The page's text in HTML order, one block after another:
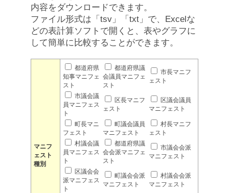
内容をダウンロードできます。
ファイル形式は「tsv」「txt」で、Excelな
どの表計算ソフトで開くと、表やグラフに
して簡単に比較することができます。
マニフ
ェスト
種別
都道府県
知事マニフェ
スト
都道府県議
会議員マニフェ
スト
市長マニフ
ェスト
市議会議
員マニフェス
ト
区長マニフ
ェスト
区議会議員
マニフェスト
町長マニ
フェスト
町議会議員
マニフェスト
村長マニフ
ェスト
村議会議
員マニフェス
ト
都道府県議
会会派マニフェ
スト
市議会会派
マニフェスト
区議会会
派マニフェス
ト
町議会会派
マニフェスト
村議会会派
マニフェスト